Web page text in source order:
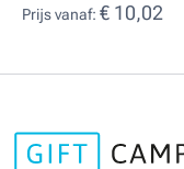
Prijs vanaf: € 10,02